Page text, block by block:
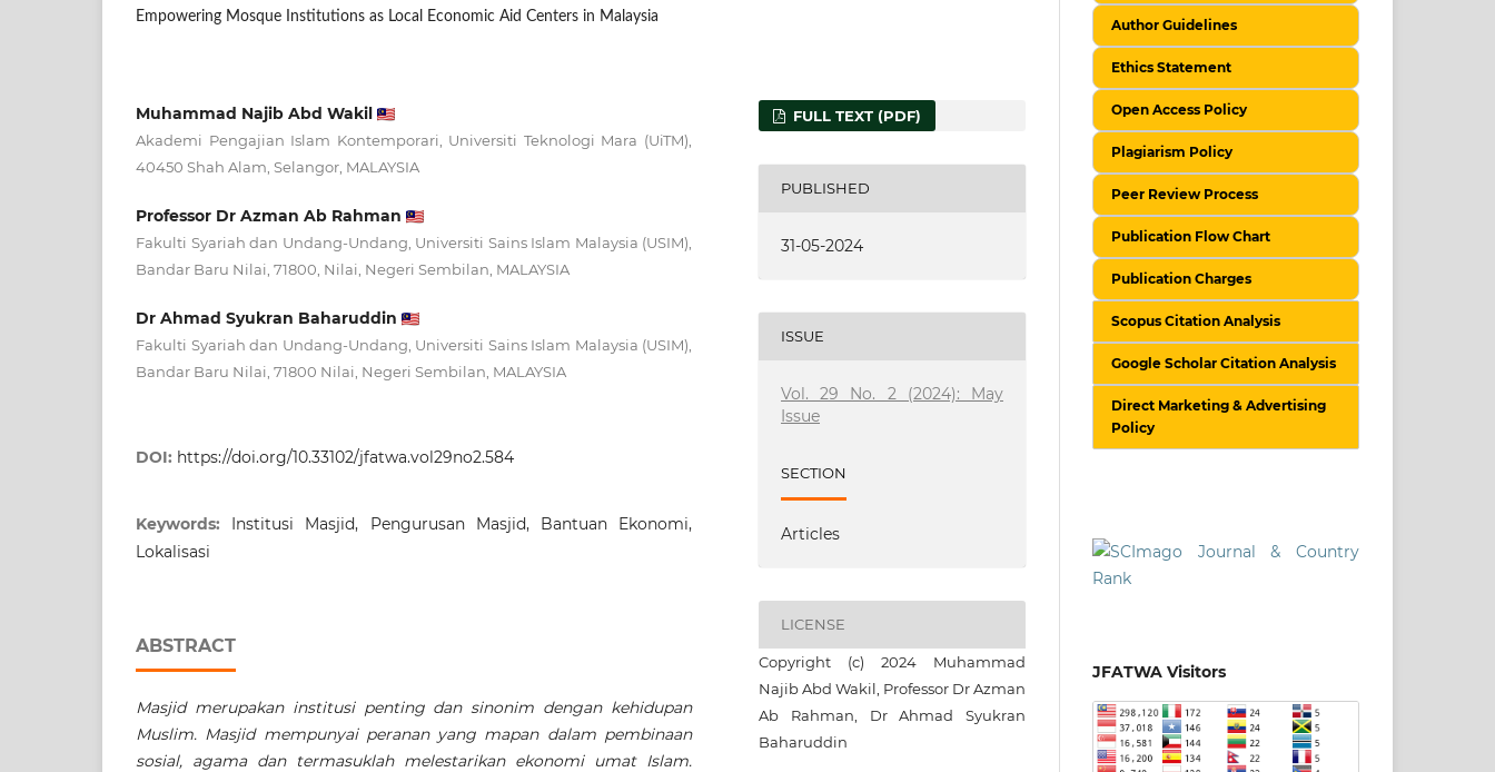
Empowering Mosque Institutions as Local Economic Aid Centers in Malaysia
Muhammad Najib Abd Wakil
Akademi Pengajian Islam Kontemporari, Universiti Teknologi Mara (UiTM),
40450 Shah Alam, Selangor, MALAYSIA
Professor Dr Azman Ab Rahman
Fakulti Syariah dan Undang-Undang, Universiti Sains Islam Malaysia (USIM),
Bandar Baru Nilai, 71800, Nilai, Negeri Sembilan, MALAYSIA
Dr Ahmad Syukran Baharuddin
Fakulti Syariah dan Undang-Undang, Universiti Sains Islam Malaysia (USIM),
Bandar Baru Nilai, 71800 Nilai, Negeri Sembilan, MALAYSIA
DOI: https://doi.org/10.33102/jfatwa.vol29no2.584
Keywords: Institusi Masjid, Pengurusan Masjid, Bantuan Ekonomi,
Lokalisasi
ABSTRACT
Masjid merupakan institusi penting dan sinonim dengan kehidupan
Muslim. Masjid mempunyai peranan yang mapan dalam pembinaan
sosial, agama dan termasuklah melestarikan ekonomi umat Islam.
FULL TEXT (PDF)
PUBLISHED
31-05-2024
ISSUE
Vol. 29 No. 2 (2024): May
Issue
SECTION
Articles
LICENSE
Copyright (c) 2024 Muhammad
Najib Abd Wakil, Professor Dr Azman
Ab Rahman, Dr Ahmad Syukran
Baharuddin
Author Guidelines
Ethics Statement
Open Access Policy
Plagiarism Policy
Peer Review Process
Publication Flow Chart
Publication Charges
Scopus Citation Analysis
Google Scholar Citation Analysis
Direct Marketing & Advertising
Policy
JFATWA Visitors